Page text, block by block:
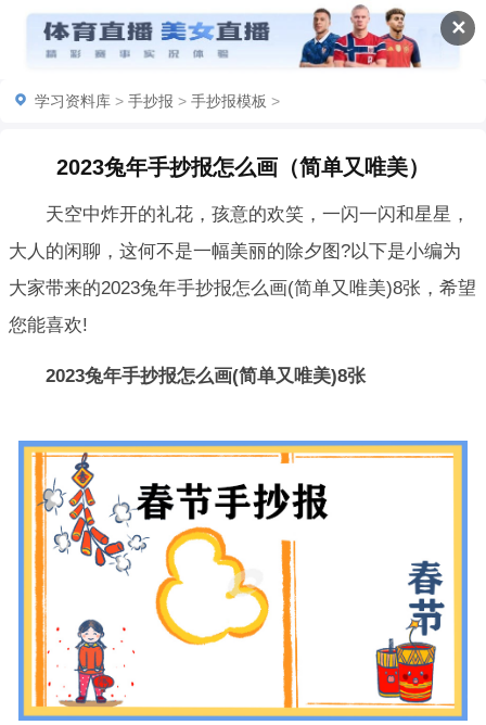
✕
学习资料库 > 手抄报 > 手抄报模板 >
2023兔年手抄报怎么画（简单又唯美）
天空中炸开的礼花，孩意的欢笑，一闪一闪和星星，
大人的闲聊，这何不是一幅美丽的除夕图?以下是小编为
大家带来的2023兔年手抄报怎么画(简单又唯美)8张，希望
您能喜欢!
2023兔年手抄报怎么画(简单又唯美)8张